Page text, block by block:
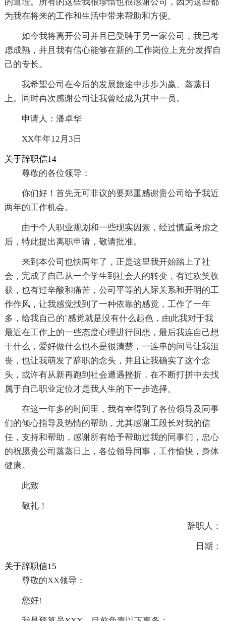
的道理。所有的这些我很珍惜也很感谢公司，因为这些都
为我在将来的工作和生活中带来帮助和方便。
如今我将离开公司并且已受聘于另一家公司，我已考
虑成熟，并且我有信心能够在新的.工作岗位上充分发挥自
己的专长。
我希望公司在今后的发展旅途中步步为赢、蒸蒸日
上。同时再次感谢公司让我曾经成为其中一员。
申请人：潘卓华
XX年年12月3日
关于辞职信14
尊敬的各位领导：
你们好！首先无可非议的要郑重感谢贵公司给予我近
两年的工作机会。
由于个人职业规划和一些现实因素，经过慎重考虑之
后，特此提出离职申请，敬请批准。
来到本公司也快两年了，正是这里我开始踏上了社
会，完成了自己从一个学生到社会人的转变，有过欢笑收
获，也有过辛酸和痛苦，公司平等的人际关系和开明的工
作作风，让我感觉找到了一种依靠的感觉，工作了一年
多，给我自己的`感觉就是没有什么起色，由此我对于我
最近在工作上的一些态度心理进行回想，最后我连自己想
干什么，爱好做什么也不是很清楚，一连串的问号让我沮
丧，也让我萌发了辞职的念头，并且让我确实了这个念
头，或许有从新再跑到社会遭遇挫折，在不断打拼中去找
属于自己职业定位才是我人生的下一步选择。
在这一年多的时间里，我有幸得到了各位领导及同事
们的倾心指导及热情的帮助，尤其感谢工段长对我的信
任，支持和帮助，感谢所有给予帮助过我的同事们，忠心
的祝愿贵公司蒸蒸日上，各位领导同事，工作愉快，身体
健康。
此致
敬礼！
辞职人：
日期：
关于辞职信15
尊敬的XX领导：
您好!